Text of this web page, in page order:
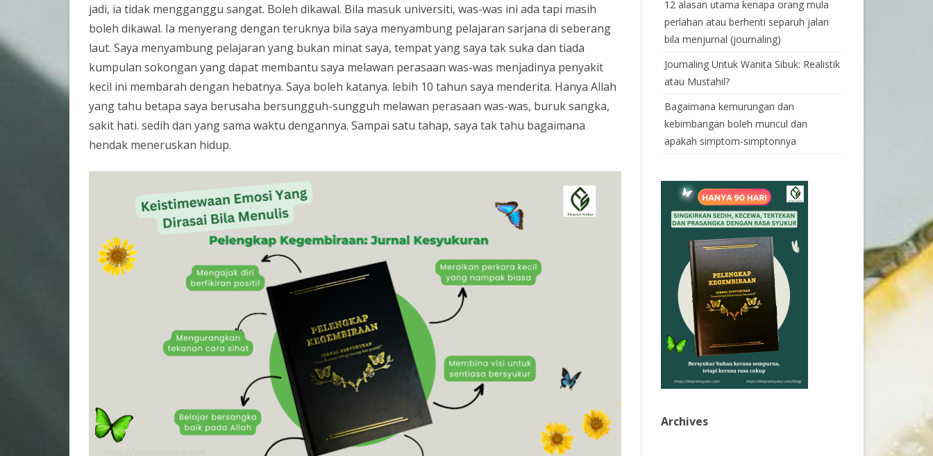
memusnahkan
diri
jadi, ia tidak mengganggu sangat. Boleh dikawal. Bila masuk universiti, was-was ini ada tapi masih
boleh dikawal. Ia menyerang dengan teruknya bila saya menyambung pelajaran sarjana di seberang
laut. Saya menyambung pelajaran yang bukan minat saya, tempat yang saya tak suka dan tiada
kumpulan sokongan yang dapat membantu saya melawan perasaan was-was menjadinya penyakit
kecil ini membarah dengan hebatnya. Saya boleh katanya. lebih 10 tahun saya menderita. Hanya Allah
yang tahu betapa saya berusaha bersungguh-sungguh melawan perasaan was-was, buruk sangka,
sakit hati. sedih dan yang sama waktu dengannya. Sampai satu tahap, saya tak tahu bagaimana
hendak meneruskan hidup.
12 alasan utama kenapa orang mula
perlahan atau berhenti separuh jalan
bila menjurnal (journaling)
Journaling Untuk Wanita Sibuk: Realistik
atau Mustahil?
Bagaimana kemurungan dan
kebimbangan boleh muncul dan
apakah simptom-simptonnya
Archives